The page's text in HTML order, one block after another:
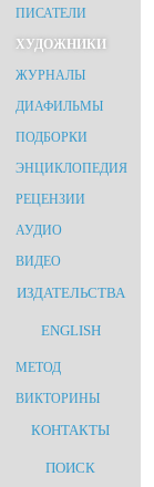
ПИСАТЕЛИ
ХУДОЖНИКИ
ЖУРНАЛЫ
ДИАФИЛЬМЫ
ПОДБОРКИ
ЭНЦИКЛОПЕДИЯ
РЕЦЕНЗИИ
АУДИО
ВИДЕО
ИЗДАТЕЛЬСТВА
ENGLISH
МЕТОД
ВИКТОРИНЫ
КОНТАКТЫ
ПОИСК